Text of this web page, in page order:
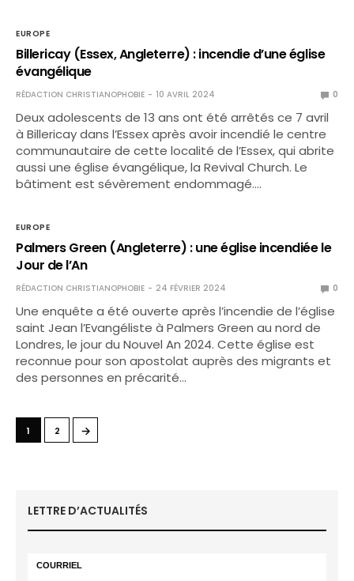
EUROPE
Billericay (Essex, Angleterre) : incendie d’une église
évangélique
RÉDACTION CHRISTIANOPHOBIE 10 AVRIL 2024 0
Deux adolescents de 13 ans ont été arrêtés ce 7 avril
à Billericay dans l’Essex après avoir incendié le centre
communautaire de cette localité de l’Essex, qui abrite
aussi une église évangélique, la Revival Church. Le
bâtiment est sévèrement endommagé.…
EUROPE
Palmers Green (Angleterre) : une église incendiée le
Jour de l’An
RÉDACTION CHRISTIANOPHOBIE 24 FÉVRIER 2024 0
Une enquête a été ouverte après l’incendie de l’église
saint Jean l’Evangéliste à Palmers Green au nord de
Londres, le jour du Nouvel An 2024. Cette église est
reconnue pour son apostolat auprès des migrants et
des personnes en précarité…
1 2 →
LETTRE D’ACTUALITÉS
COURRIEL